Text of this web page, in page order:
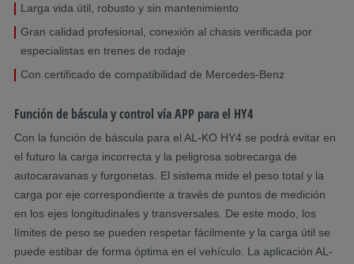
Larga vida útil, robusto y sin mantenimiento
Gran calidad profesional, conexión al chasis verificada por
especialistas en trenes de rodaje
Con certificado de compatibilidad de Mercedes-Benz
Función de báscula y control vía APP para el HY4
Con la función de báscula para el AL-KO HY4 se podrá evitar en
el futuro la carga incorrecta y la peligrosa sobrecarga de
autocaravanas y furgonetas. El sistema mide el peso total y la
carga por eje correspondiente a través de puntos de medición
en los ejes longitudinales y transversales. De este modo, los
límites de peso se pueden respetar fácilmente y la carga útil se
puede estibar de forma óptima en el vehículo. La aplicación AL-